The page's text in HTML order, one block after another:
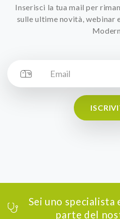
Inserisci la tua mail per
sulle ultime novità, webinar
Sei uno
parte del